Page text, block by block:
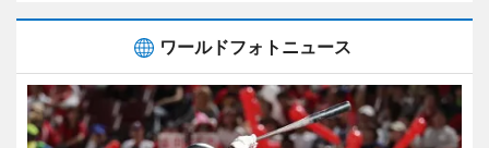
ワールドフォトニュース